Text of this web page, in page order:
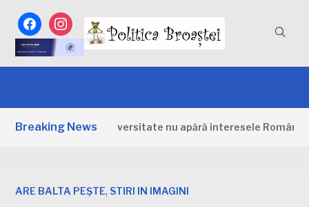
facebookinstagram
Breaking News
pentru biodiversitate nu apără interesele României: „Unul
ARE BALTA PEȘTE, STIRI IN IMAGINI